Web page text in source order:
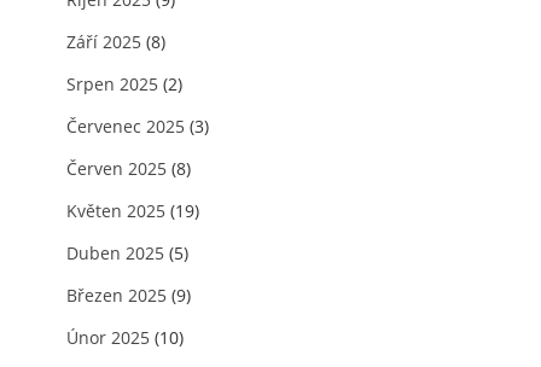
Září 2025 (8)
Srpen 2025 (2)
Červenec 2025 (3)
Červen 2025 (8)
Květen 2025 (19)
Duben 2025 (5)
Březen 2025 (9)
Únor 2025 (10)